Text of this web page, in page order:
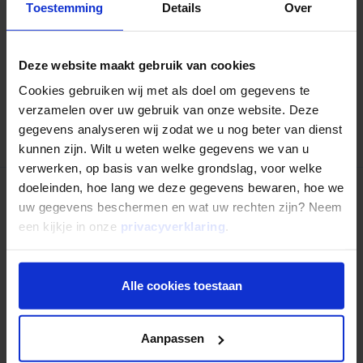
Toestemming Details Over
Deze website maakt gebruik van cookies
Cookies gebruiken wij met als doel om gegevens te
verzamelen over uw gebruik van onze website. Deze
gegevens analyseren wij zodat we u nog beter van dienst
kunnen zijn. Wilt u weten welke gegevens we van u
verwerken, op basis van welke grondslag, voor welke
doeleinden, hoe lang we deze gegevens bewaren, hoe we
uw gegevens beschermen en wat uw rechten zijn? Neem
een kijkje in onze privacyverklaring.
Alle cookies toestaan
Aanpassen
Deel dit artikel:
Deel op LinkedIn
Deel via Whatsapp
Deel via email
Terug naar overzicht
Nog niet uitgelezen?